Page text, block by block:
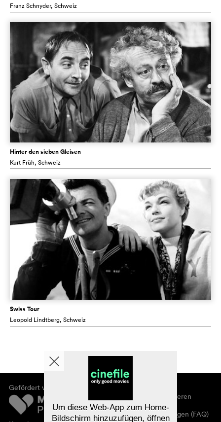
Franz Schnyder, Schweiz
Hinter den sieben Gleisen
Kurt Früh, Schweiz
Swiss Tour
Leopold Lindtberg, Schweiz
Gefördert von
Registrieren/abonnieren
Newsletter
Häufig gestellte Fragen (FAQ)
Um diese Web-App zum Home-
Bildschirm hinzuzufügen, öffnen